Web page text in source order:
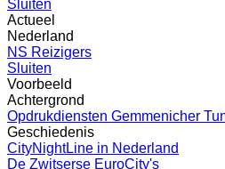
Sluiten
Actueel
Nederland
NS Reizigers
Sluiten
Voorbeeld
Achtergrond
Opdrukdiensten Gemmenicher
Geschiedenis
CityNightLine in Nederland
De Zwitserse EuroCity's